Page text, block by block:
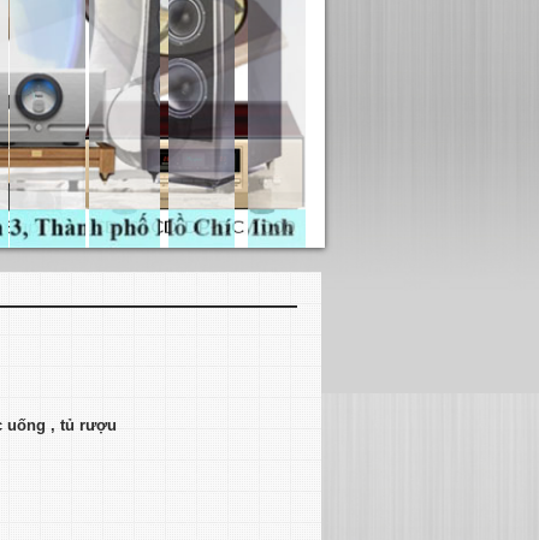
uống , tủ rượu